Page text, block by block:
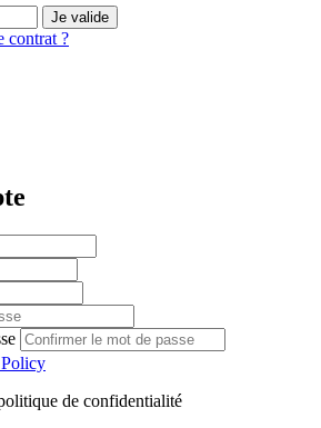
Je valide
contrat ?
de confidentialité